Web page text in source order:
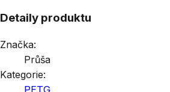
Detaily produktu
Značka:
Průša
Kategorie: